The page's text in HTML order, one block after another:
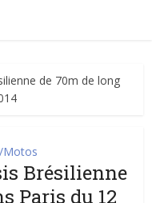
de 70m de long
Motos
Brésilienne
Paris du 12